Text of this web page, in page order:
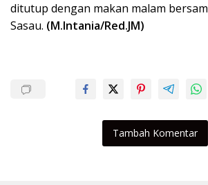
ditutup dengan makan malam
Sasau. (M.Intania/Red.JM)
Tambah Komentar